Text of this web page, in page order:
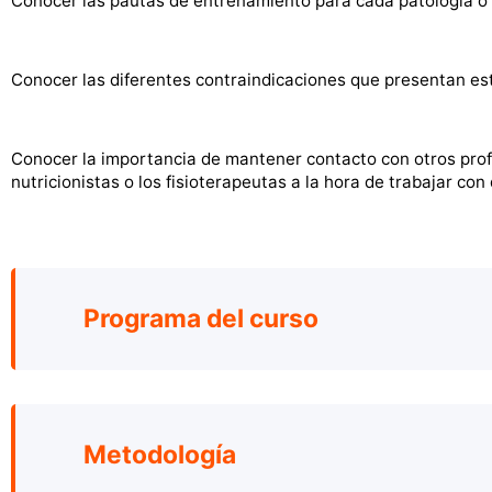
Conocer las diferentes contraindicaciones que presentan
Conocer la importancia de mantener contacto con otros
nutricionistas o los fisioterapeutas a la hora de trabajar
Programa del curso
Metodología